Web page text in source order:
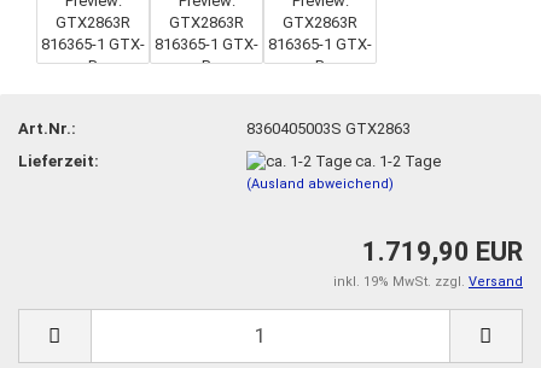
Art.Nr.:
8360405003S GTX2863
Lieferzeit:
ca. 1-2 Tage
(Ausland abweichend)
1.719,90 EUR
inkl. 19% MwSt. zzgl. Versand